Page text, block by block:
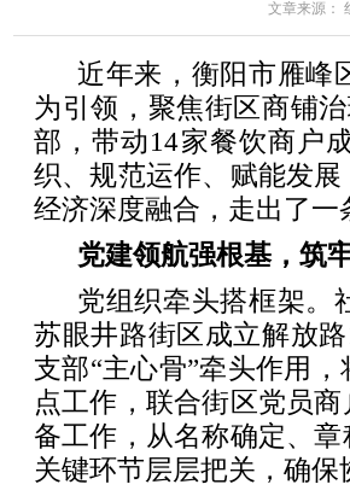
文章来源：
近年来，衡阳市雁峰
为引领，聚焦街区商铺
部，带动14家餐饮商户
织、规范运作、赋能发
经济深度融合，走出了
党建领航强根基，筑
党组织牵头搭框架。
苏眼井路街区成立解放
支部“主心骨”牵头作用
点工作，联合街区党员
备工作，从名称确定、
关键环节层层把关，确